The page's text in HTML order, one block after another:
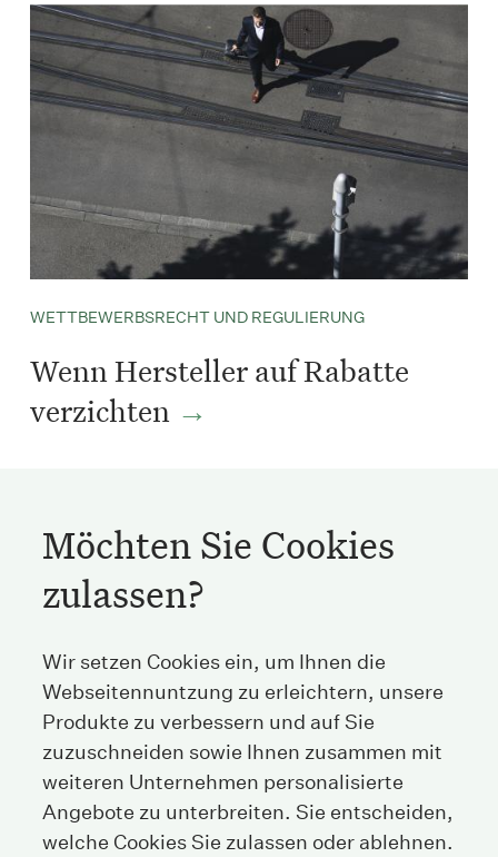
WETTBEWERBSRECHT UND REGULIERUNG
Wenn Hersteller auf Rabatte
verzichten
Stockerstrasse 38
8002 Zürich
Schweiz
Tel
+41 44 208 25 25
Fax
+41 44 208 25 26
Möchten Sie Cookies
zulassen?
Wir setzen Cookies ein, um Ihnen die
Webseitennuntzung zu erleichtern, unsere
Produkte zu verbessern und auf Sie
zuzuschneiden sowie Ihnen zusammen mit
weiteren Unternehmen personalisierte
Angebote zu unterbreiten. Sie entscheiden,
welche Cookies Sie zulassen oder ablehnen.